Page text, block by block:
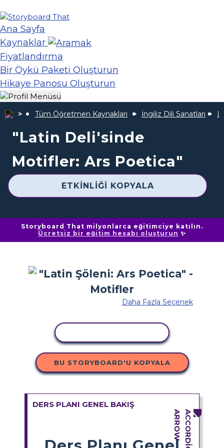
Ana Sayfa
Kaynaklar
Fiyatlandırma
Bir Öykü Paketi Oluşturun
Hikaye Panosu Oluşturun
Tüm Öğretmen Kaynakları İngiliz Dili Sanatları
"Latin Deli'sinde
Motifler: Ars Poetica"
ETKINLIĞI KOPYALA
Storyboard That milyonlarca eğitimciye katılın.
Ücretsiz bir eğitim hesabı oluşturun ✨
Daha Fazla Seçenek
BU STORYBOARD'U KOPYALA
DERS PLANI GENEL BAKIŞ